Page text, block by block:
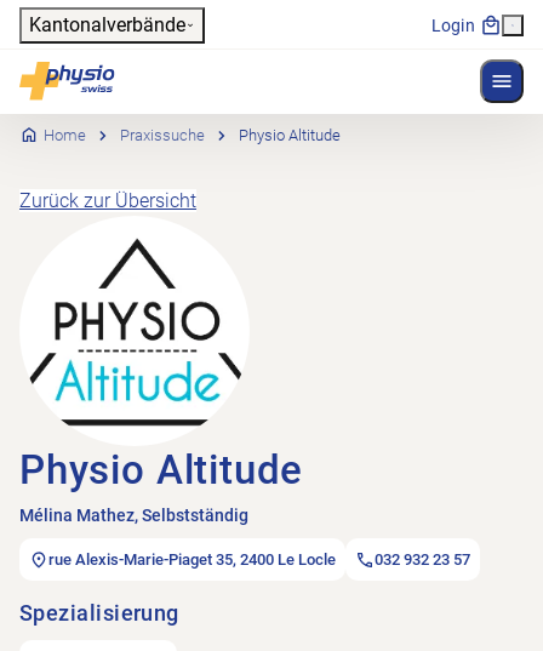
Header
Kantonalverbände Login
Physioswiss
Hauptnavigation
Home Praxissuche Physio Altitude
Zurück zur Übersicht
Physio Altitude
Mélina Mathez, Selbstständig
rue Alexis-Marie-Piaget 35, 2400 Le Locle 032 932 23 57
Spezialisierung